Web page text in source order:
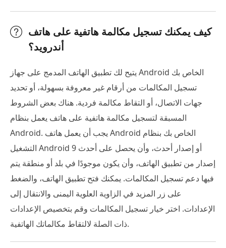
كيف يمكنك تسجيل مكالمة هاتفية على هاتف
أندرويد؟
يتيح لك تطبيق الهاتف المدمج على جهاز Android الخاص بك
تسجيل المكالمات من أرقام غير معروفة بسهولة، أو تحديد
جهات الاتصال، أو التقاط مكالمة فردية. هناك بعض الشروط
المسبقة لتسجيل مكالمة هاتفية على هاتف يعمل بنظام
Android. يجب أن يعمل هاتف Android الخاص بك بنظام
التشغيل Android 9 أو إصدار أحدث، وأن يحصل على أحدث
إصدار من تطبيق الهاتف، وأن يكون موجودًا في بلد أو منطقة يتم
فيها دعم تسجيل المكالمات. يمكنك فتح تطبيق الهاتف، والضغط
على زر المزيد في الزاوية العلوية اليمنى والانتقال إلى
الإعدادات. اختر خيار تسجيل المكالمات وقم بتخصيص الإعدادات
ذات الصلة لالتقاط مكالماتك الهاتفية.